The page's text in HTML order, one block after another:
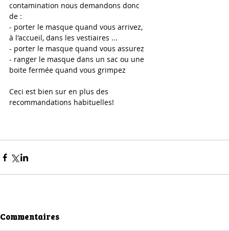
contamination nous demandons donc
de :
- porter le masque quand vous arrivez,
à l'accueil, dans les vestiaires ...
- porter le masque quand vous assurez
- ranger le masque dans un sac ou une
boite fermée quand vous grimpez
Ceci est bien sur en plus des
recommandations habituelles!
Commentaires